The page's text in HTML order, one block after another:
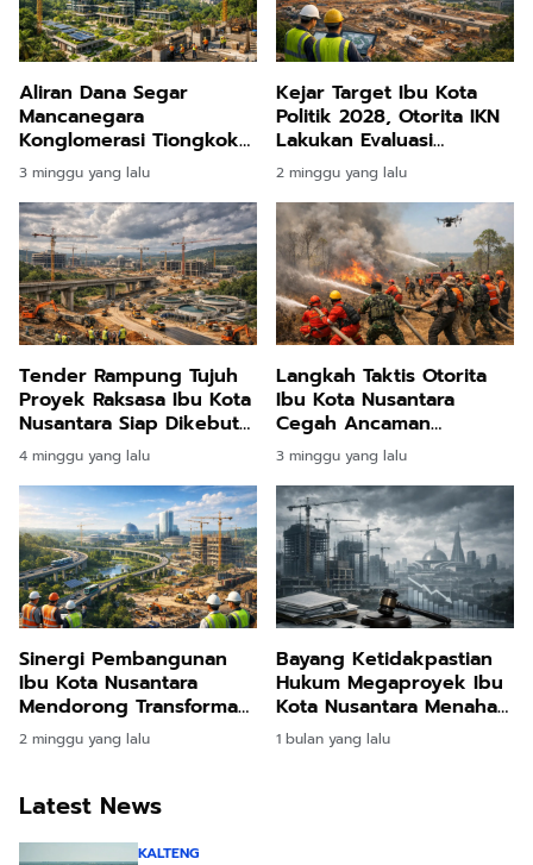
Aliran Dana Segar
Mancanegara
Konglomerasi Tiongkok
Bangun Hunian Megah
Triliunan Rupiah di
Nusantara
3 minggu yang lalu
Kejar Target Ibu Kota
Politik 2028, Otorita IKN
Lakukan Evaluasi
Menyeluruh Progres
Pembangunan
2 minggu yang lalu
Tender Rampung Tujuh
Proyek Raksasa Ibu Kota
Nusantara Siap Dikebut
Pemerintah
4 minggu yang lalu
Langkah Taktis Otorita
Ibu Kota Nusantara
Cegah Ancaman
Kebakaran Lahan Melalui
Latihan Terpadu
3 minggu yang lalu
Sinergi Pembangunan
Ibu Kota Nusantara
Mendorong Transformasi
Ekonomi dan
Pemerataan Nasional
2 minggu yang lalu
Bayang Ketidakpastian
Hukum Megaproyek Ibu
Kota Nusantara Menahan
Laju Arus Investasi
Global
1 bulan yang lalu
Latest News
KALTENG